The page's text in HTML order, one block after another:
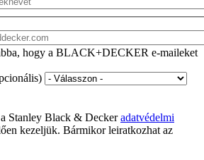
hogy a BLACK+DECKER e-maileket
Stanley Black & Deckeradatvédelmi
kezeljük. Bármikor leiratkozhat az